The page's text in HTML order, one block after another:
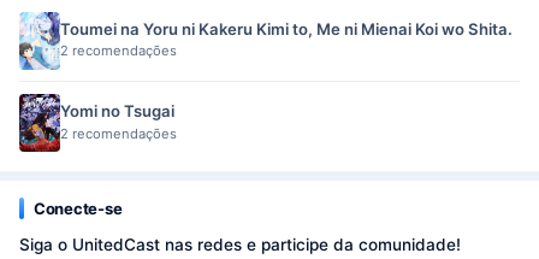
Toumei na Yoru ni Kakeru Kimi to, Me ni Mienai Koi wo Shita.
2 recomendações
Yomi no Tsugai
2 recomendações
Conecte-se
Siga o UnitedCast nas redes e participe da comunidade!